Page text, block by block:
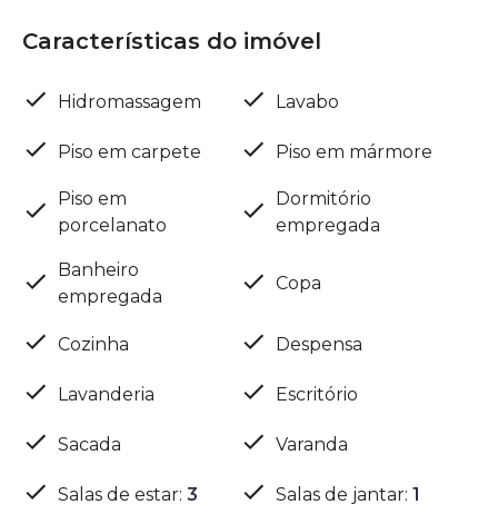
Características do imóvel
Hidromassagem Lavabo
Piso em carpete Piso em mármore
Piso em
porcelanato
Dormitório
empregada
Banheiro
empregada
Copa
Cozinha Despensa
Lavanderia Escritório
Sacada Varanda
Salas de estar: 3 Salas de jantar: 1